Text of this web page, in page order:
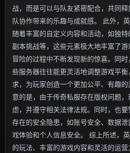
战，而是可以与队友紧密配合，共同
队协作带来的乐趣与成就感。 此外，
随着丰富的自定义内容和活动，如独特
副本挑战等，这些元素极大地丰富了
冒险的过程中不断发现新的惊喜。同
些服务器往往能更灵活地调整游戏平
求，为玩家创造一个更加公平、有趣
意的是，由于传奇私服存在版权问题
虑，并遵守相关法律法规。同时，也
存在的安全隐患，如账号安全、数据
戏体验和个人信息安全。 综上所述，
的玩法、丰富的游戏内容和灵活的运